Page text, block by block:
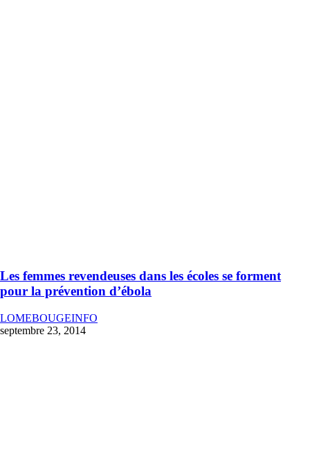
Les femmes revendeuses dans les écoles se forment
pour la prévention d’ébola
LOMEBOUGEINFO
septembre 23, 2014